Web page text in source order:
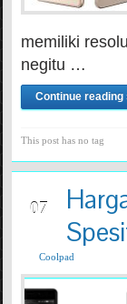
memiliki
negitu …
Continue reading
This post has no tag
07
Coolpad